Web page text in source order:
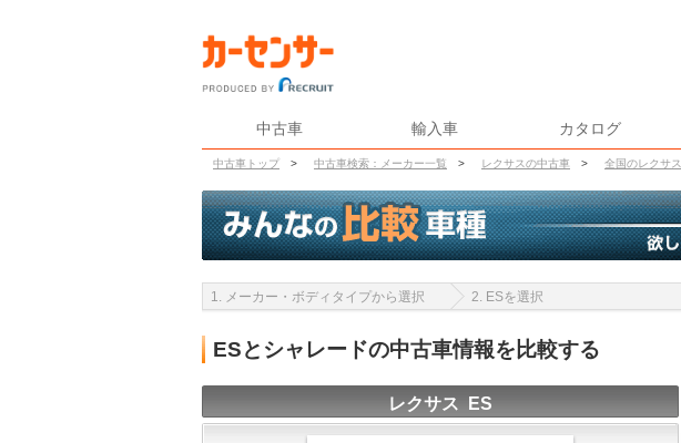
中古車 輸入車 カタログ
中古車トップ > 中古車検索：メーカー一覧 > レクサスの中古車 > 全国のレクサス
1. メーカー・ボディタイプから選択 2. ESを選択
ESとシャレードの中古車情報を比較する
レクサス ES